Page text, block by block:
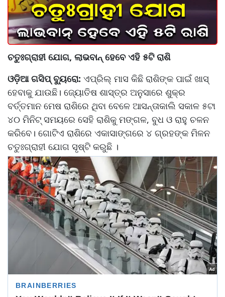
ଚତୁଃଗ୍ରାହୀ ଯୋଗ, ଲାଭବାନ୍ ହେବେ ଏହି ୫ଟି ରାଶି
ଓଡ଼ିଆ ଗସିପ୍ ବ୍ୟୁରୋ: ଏପ୍ରିଲ୍ ମାସ କିଛି ରାଶିଙ୍କ ପାଇଁ ଖାସ୍
ହେବାକୁ ଯାଉଛି। ଜ୍ୟୋତିଷ ଶାସ୍ତ୍ର ଅନୁସାରେ ଶୁକ୍ର
ବର୍ତ୍ତମାନ ମେଷ ରାଶିରେ ଥିବା ବେଳେ ଆସନ୍ତାକାଲି ସକାଳ ୫ଟା
୪୦ ମିନିଟ୍ ସମୟରେ ସେହି ରାଶିକୁ ମଙ୍ଗଳ, ବୁଧ ଓ ରାହୁ ଚଳନ
କରିବେ। ଗୋଟିଏ ରାଶିରେ ଏକାସାଙ୍ଗରେ ୪ ଗ୍ରହଙ୍କ ମିଳନ
ଚତୁଃଗ୍ରାହୀ ଯୋଗ ସୃଷ୍ଟି କରୁଛି ।